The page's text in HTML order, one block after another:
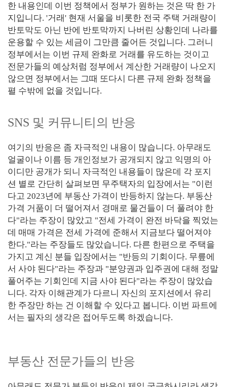
한 내용인데 이번 정책에서 정부가 원하는 것은 딱 한 가
지입니다. '거래' 현재 서울을 비롯한 전국 주택 거래량이
반토막도 아닌 반에 반토막까지 나버린 상황인데 나라를
운용할 수 있는 세금이 그만큼 줄어든 것입니다. 그러니
정부에서는 이번 규제 완화로 거래를 유도하는 것이고
전문가들의 예상처럼 정부에서 계산한 거래량이 나오지
않으면 정부에서는 그때 또다시 다른 규제 완화 정책을
펼 수밖에 없을 것입니다.
SNS 및 커뮤니티의 반응
여기의 반응은 좀 자극적인 내용이 많습니다. 아무래도
얼굴이나 이름 등 개인정보가 공개되지 않고 익명의 아
이디만 공개가 되니 자극적인 내용들이 많은데 각 포지
션 별로 간단히 살펴보면 무주택자의 입장에서는 "이런
다고 2023년에 부동산 가격이 반등하지 않는다. 부동산
가격 거품이 더 떨어져서 경매로 물건들이 더 풀려야 한
다"라는 주장이 많았고 "전세 가격이 완전 바닥을 찍었는
데 매매 가격은 전세 가격에 준해서 지금보다 떨어져야
한다."라는 주장들도 많았습니다. 다른 한편으로 주택을
가지고 계신 분들 입장에서는 "반등의 기회이다. 무릎에
서 사야 된다"라는 주장과 "분양권과 입주권에 대해 정말
풀어주는 기회인데 지금 사야 된다"라는 주장이 많았습
니다. 각자 이해관계가 다르니 자신의 포지션에서 유리
한 주장만 하는 건 이해할 수 있다고 봅니다. 이번 파트에
서는 필자의 생각은 접어두도록 하겠습니다.
부동산 전문가들의 반응